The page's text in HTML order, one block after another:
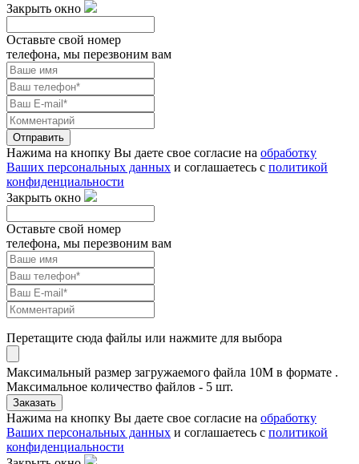
Закрыть окно
Оставьте свой номер
телефона, мы перезвоним вам
Отправить
Нажима на кнопку Вы даете свое согласие на обработку
Ваших персональных данных и соглашаетесь с политикой
конфиденциальности
Закрыть окно
Оставьте свой номер
телефона, мы перезвоним вам
Перетащите сюда файлы или нажмите для выбора
Максимальный размер загружаемого файла 10M в формате .
Максимальное количество файлов - 5 шт.
Заказать
Нажима на кнопку Вы даете свое согласие на обработку
Ваших персональных данных и соглашаетесь с политикой
конфиденциальности